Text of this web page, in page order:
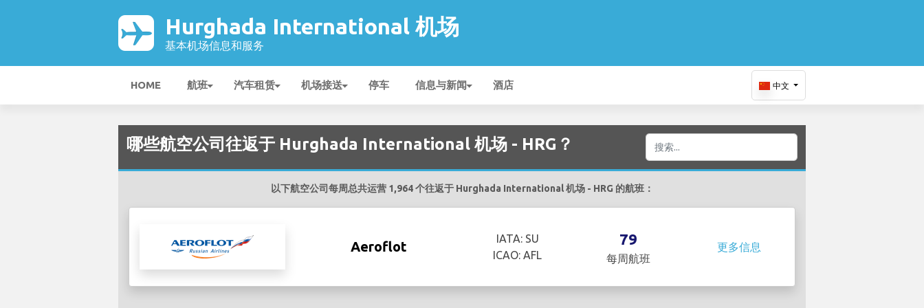
Hurghada International 机场
基本机场信息和服务
HOME 航班 汽车租赁 机场接送 停车 信息与新闻 酒店 中文
哪些航空公司往返于 Hurghada International 机场 - HRG？
以下航空公司每周总共运营 1,964 个往返于 Hurghada International 机场 - HRG 的航班：
Aeroflot
IATA: SU
ICAO: AFL
79
每周航班
更多信息